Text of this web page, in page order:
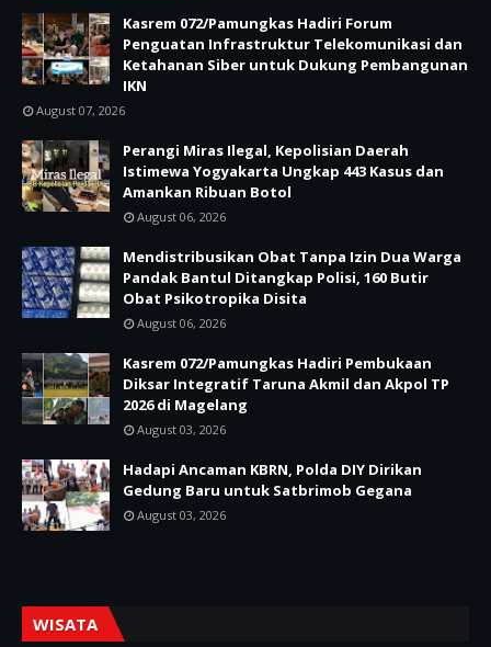
Kasrem 072/Pamungkas Hadiri Forum
Penguatan Infrastruktur Telekomunikasi dan
Ketahanan Siber untuk Dukung Pembangunan
IKN
August 07, 2026
Perangi Miras Ilegal, Kepolisian Daerah
Istimewa Yogyakarta Ungkap 443 Kasus dan
Amankan Ribuan Botol
August 06, 2026
Mendistribusikan Obat Tanpa Izin Dua Warga
Pandak Bantul Ditangkap Polisi, 160 Butir
Obat Psikotropika Disita
August 06, 2026
Kasrem 072/Pamungkas Hadiri Pembukaan
Diksar Integratif Taruna Akmil dan Akpol TP
2026 di Magelang
August 03, 2026
Hadapi Ancaman KBRN, Polda DIY Dirikan
Gedung Baru untuk Satbrimob Gegana
August 03, 2026
WISATA